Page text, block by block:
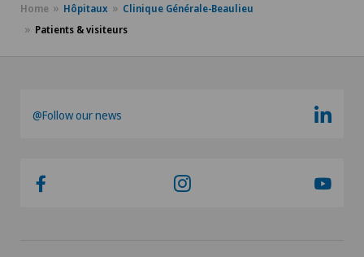
Home Hôpitaux
Clinique Générale-Beaulieu
Patients & visiteurs
@Follow our news